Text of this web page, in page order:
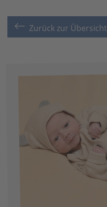
Zurück zur Übersicht